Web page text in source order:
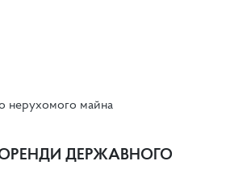
нерухомого майна
ДЕРЖАВНОГО